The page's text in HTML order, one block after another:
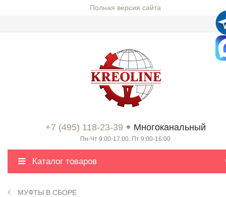
Полная версия сайта
+7 (495) 118-23-39 Многоканальный
Пн-Чт 9:00-17:00. Пт 9:00-16:00
Каталог товаров
МУФТЫ В СБОРЕ